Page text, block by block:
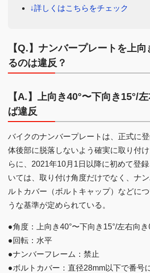
↓詳しくはこちらをチェック
【Q.】ナンバープレートを上
るのは違反？
【A.】上向き40°〜下向き15°/
ば違反
バイクのナンバープレートは、正式に
体後部に脱落しないよう確実に取り付
らに、2021年10月1日以降に初めて登
いては、取り付け角度だけでなく、ナ
ルトカバー（ボルトキャップ）などに
うな基準が定められている。
●角度：上向き40°〜下向き15°/左右向き
●回転：水平
●ナンバーフレーム：禁止
●ボルトカバー：直径28mm以下で番号